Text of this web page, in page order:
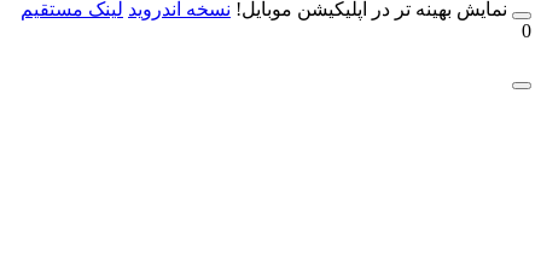
بهینه تر در اپلیکیشن موبایل!نسخه آندروید لینک مستقیم